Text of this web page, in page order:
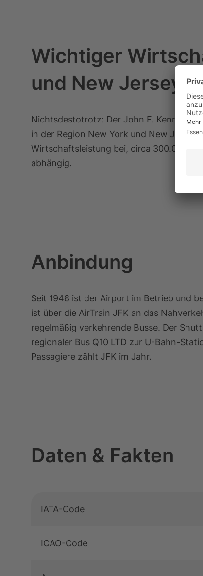
Wichtiger
und New Jersey
Nichtsdestotrotz: Der John F. Kennedy
in der Region New York und New
Wirtschaftsleistung bei, circa 300.000
abhängig.
Anbindung
Seit 1948 ist der Airport im Betrieb und
ist über die AirTrain JFK an das
regelmäßig verkehrende Busse. Der
regionaler Bus Q10 LTD zur U-Bahn-
Passagiere zählt JFK im Jahr.
Daten & Fakten
Tabelle überspringen Daten & Fakten, 10
IATA-Code
ICAO-Code
Zum Anfang der Tabelle springen